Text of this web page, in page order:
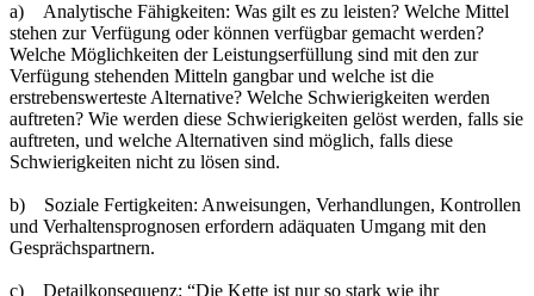
a) Analytische Fähigkeiten: Was gilt es zu leisten? Welche Mittel
stehen zur Verfügung oder können verfügbar gemacht werden?
Welche Möglichkeiten der Leistungserfüllung sind mit den zur
Verfügung stehenden Mitteln gangbar und welche ist die
erstrebenswerteste Alternative? Welche Schwierigkeiten werden
auftreten? Wie werden diese Schwierigkeiten gelöst werden, falls sie
auftreten, und welche Alternativen sind möglich, falls diese
Schwierigkeiten nicht zu lösen sind.
b) Soziale Fertigkeiten: Anweisungen, Verhandlungen, Kontrollen
und Verhaltensprognosen erfordern adäquaten Umgang mit den
Gesprächspartnern.
c) Detailkonsequenz: “Die Kette ist nur so stark wie ihr